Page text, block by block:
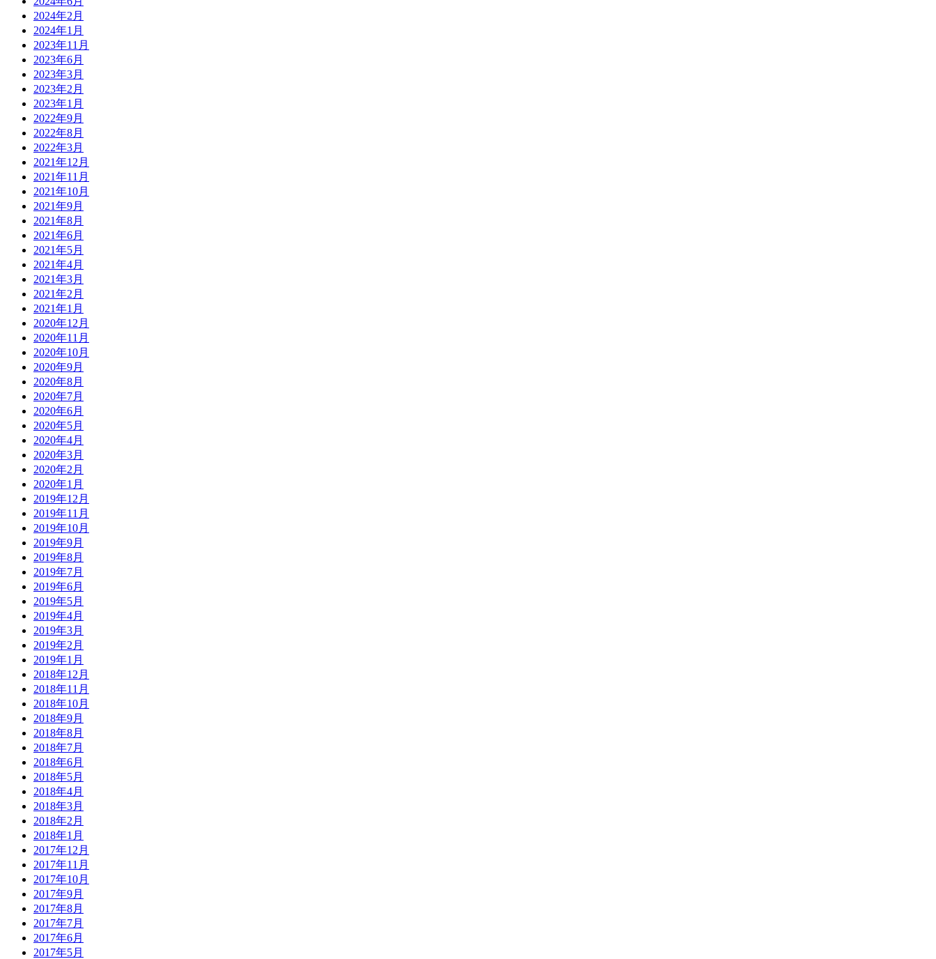
2024年2月
2024年1月
2023年11月
2023年6月
2023年3月
2023年2月
2023年1月
2022年9月
2022年8月
2022年3月
2021年12月
2021年11月
2021年10月
2021年9月
2021年8月
2021年6月
2021年5月
2021年4月
2021年3月
2021年2月
2021年1月
2020年12月
2020年11月
2020年10月
2020年9月
2020年8月
2020年7月
2020年6月
2020年5月
2020年4月
2020年3月
2020年2月
2020年1月
2019年12月
2019年11月
2019年10月
2019年9月
2019年8月
2019年7月
2019年6月
2019年5月
2019年4月
2019年3月
2019年2月
2019年1月
2018年12月
2018年11月
2018年10月
2018年9月
2018年8月
2018年7月
2018年6月
2018年5月
2018年4月
2018年3月
2018年2月
2018年1月
2017年12月
2017年11月
2017年10月
2017年9月
2017年8月
2017年7月
2017年6月
2017年5月